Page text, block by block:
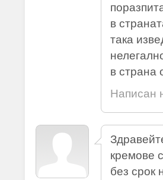
в
така
в страна
Написан
кремове
без срок